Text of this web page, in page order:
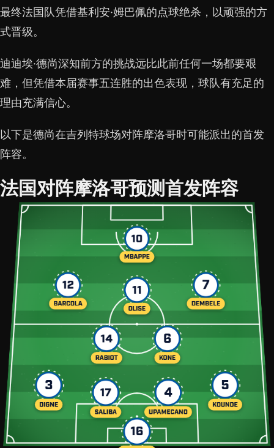
最终法国队凭借基利安·姆巴佩的点球绝杀，以顽强的方
式晋级。
迪迪埃·德尚深知前方的挑战远比此前任何一场都要艰
难，但凭借本届赛事五连胜的出色表现，球队有充足的
理由充满信心。
以下是德尚在吉列特球场对阵摩洛哥时可能派出的首发
阵容。
法国对阵摩洛哥预测首发阵容